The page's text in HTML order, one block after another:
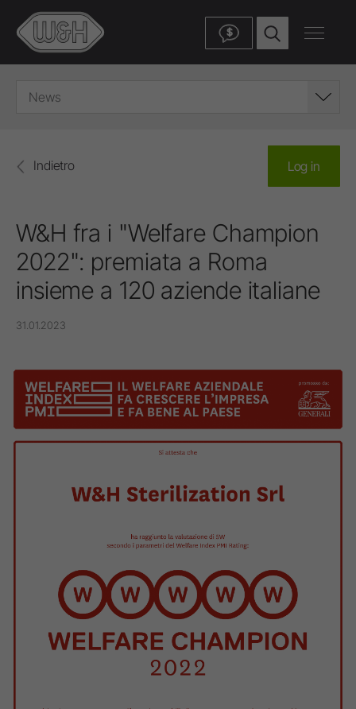
$
News
Indietro Log in
W&H fra i "Welfare Champion
2022": premiata a Roma
insieme a 120 aziende italiane
31.01.2023